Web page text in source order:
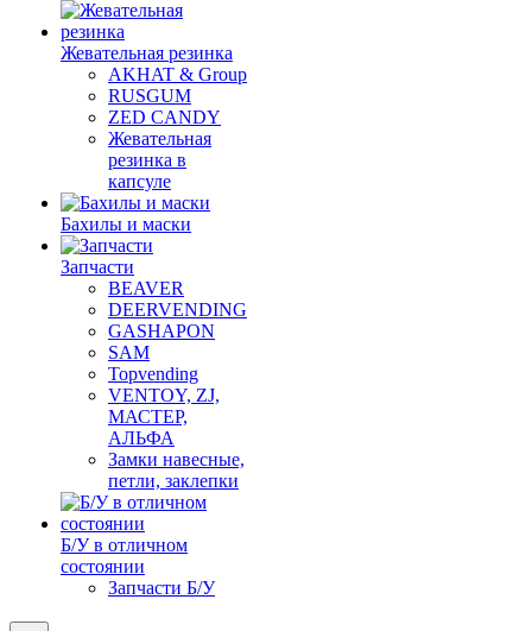
Жевательная резинка
AKHAT & Group
RUSGUM
ZED CANDY
Жевательная
резинка в
капсуле
Бахилы и маски
Запчасти
BEAVER
DEERVENDING
GASHAPON
SAM
Topvending
VENTOY, ZJ,
МАСТЕР,
АЛЬФА
Замки навесные,
петли, заклепки
Б/У в отличном
состоянии
Запчасти Б/У